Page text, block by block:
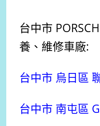
台中市
養、維修車廠:
台中市 烏日區
台中市 南屯區